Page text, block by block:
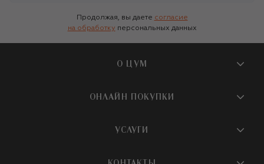
Продолжая, вы даете согласие
на обработку персональных данных
О ЦУМ
О магазине
Бутики и ПВЗ ЦУМ
ОНЛАЙН ПОКУПКИ
УСЛУГИ